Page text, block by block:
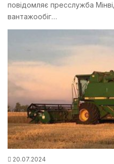
повідомляє пресслужба
вантажообіг…
20.07.2024